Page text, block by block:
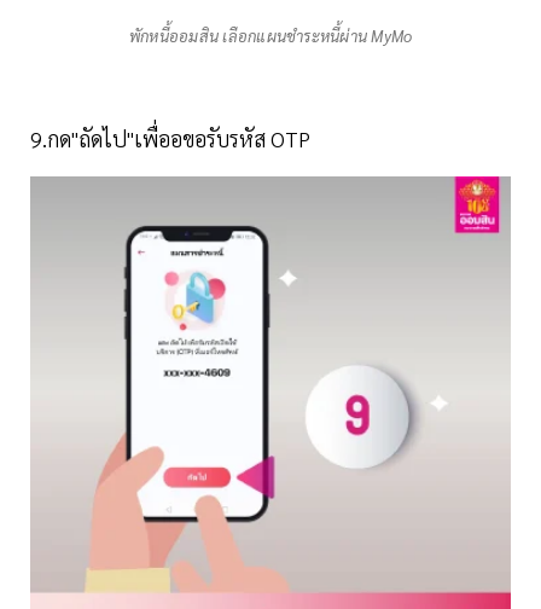
พักหนี้ออมสิน เลือกแผนชำระหนี้ผ่าน MyMo
9.กด"ถัดไป"เพื่ออขอรับรหัส OTP